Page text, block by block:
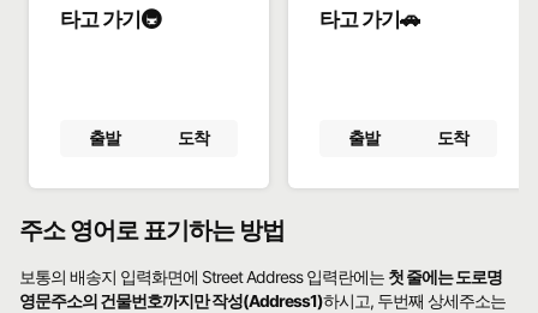
타고 가기🚇
출발 도착
타고 가기🚗
출발 도착
주소 영어로 표기하는 방법
보통의 배송지 입력화면에 Street Address 입력란에는 첫 줄에는 도로명
영문주소의 건물번호까지만 작성(Address1)하시고, 두번째 상세주소는